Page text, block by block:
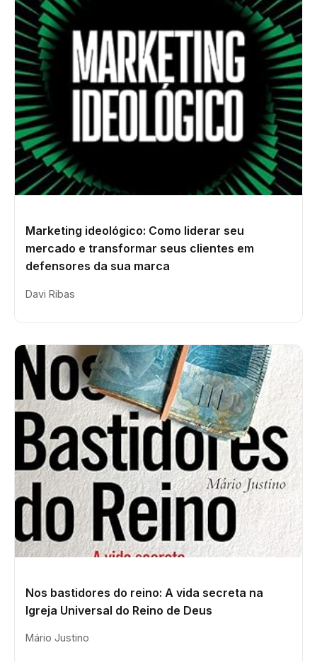
Marketing ideológico: Como liderar seu
mercado e transformar seus clientes em
defensores da sua marca
Davi Ribas
Nos bastidores do reino: A vida secreta na
Igreja Universal do Reino de Deus
Mário Justino